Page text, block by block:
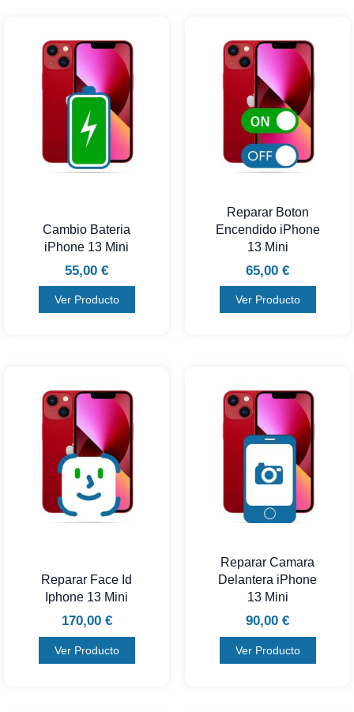
Cambio Bateria
iPhone 13 Mini
55,00 €
Ver Producto
Reparar Boton
Encendido iPhone
13 Mini
65,00 €
Ver Producto
Reparar Face Id
Iphone 13 Mini
170,00 €
Ver Producto
Reparar Camara
Delantera iPhone
13 Mini
90,00 €
Ver Producto